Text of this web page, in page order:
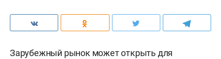
Зарубежный рынок может открыть для